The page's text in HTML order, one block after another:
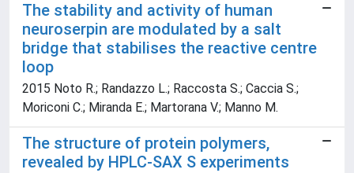
The stability and activity of human
neuroserpin are modulated by a salt
bridge that stabilises the reactive centre
loop
2015 Noto R.; Randazzo L.; Raccosta S.; Caccia S.;
Moriconi C.; Miranda E.; Martorana V.; Manno M.
The structure of protein polymers,
revealed by HPLC-SAX S experiments